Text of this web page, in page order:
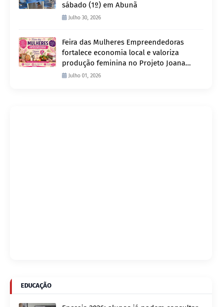
sábado (1º) em Abunã
Julho 30, 2026
Feira das Mulheres Empreendedoras
fortalece economia local e valoriza
produção feminina no Projeto Joana
D’ArcJulho 01, 2026
EDUCAÇÃO